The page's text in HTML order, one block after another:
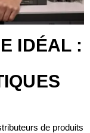
IDÉAL :
de produits